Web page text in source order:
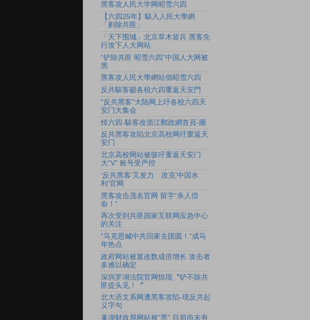
黑客攻人民大学网昭雪六四
【六四25年】駭入人民大學網
「剷除共匪」
「天下围城」北京草木皆兵 黑客先
行攻下人大网站
“铲除共匪 昭雪六四”中国人大网被
黑
黑客攻人民大學網站倡昭雪六四
反共駭客籲各校六四重返天安門
"反共黑客"大陆网上吁各校六四天
安门大集会
悼六四-駭客改浙江郵政網首頁-圖
反共黑客攻陷北京高校网吁重返天
安门
北京高校网站被骇吁重返天安门
大“V” 账号受严控
‘反共黑客’又发力 攻克‘中国水
利’官网
黑客攻击茂名官网 留字“杀人偿
命！”
再次受到共匪国家互联网应急中心
的关注
“马克思喊中共回家去团圆！”成马
年热点
政府网站被篡改数成倍增长 攻击者
多难以确定
深圳罗湖法院官网惊现〝铲不除共
匪提头见！〞
北大语文系网遭黑客攻陷-现反共起
义字句
巢湖财政局网站被“黑” 目前尚未有